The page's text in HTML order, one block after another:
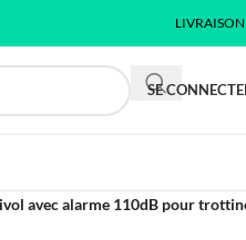
LIVRAISON
SE
avec alarme 110dB pour